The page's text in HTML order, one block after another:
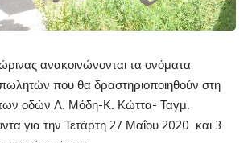
ανακοινώνονται τα ονόματα
που θα δραστηριοποιηθούν στη
των οδών Λ. Μόδη-Κ. Κώττα- Ταγμ.
για την Τετάρτη 27 Μαΐου 2020 και 3